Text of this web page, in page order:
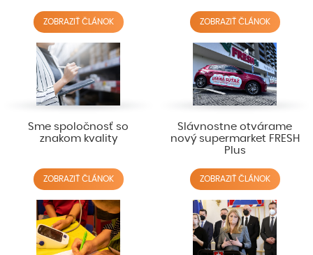
ZOBRAZIŤ ČLÁNOK ZOBRAZIŤ ČLÁNOK
Sme spoločnosť so
znakom kvality
ZOBRAZIŤ ČLÁNOK
Slávnostne otvárame
nový supermarket FRESH
Plus
ZOBRAZIŤ ČLÁNOK